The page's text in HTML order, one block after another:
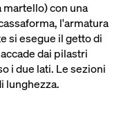
martello) con una
l'armatura
si esegue il getto di
dai pilastri
i due lati. Le sezioni
lunghezza.